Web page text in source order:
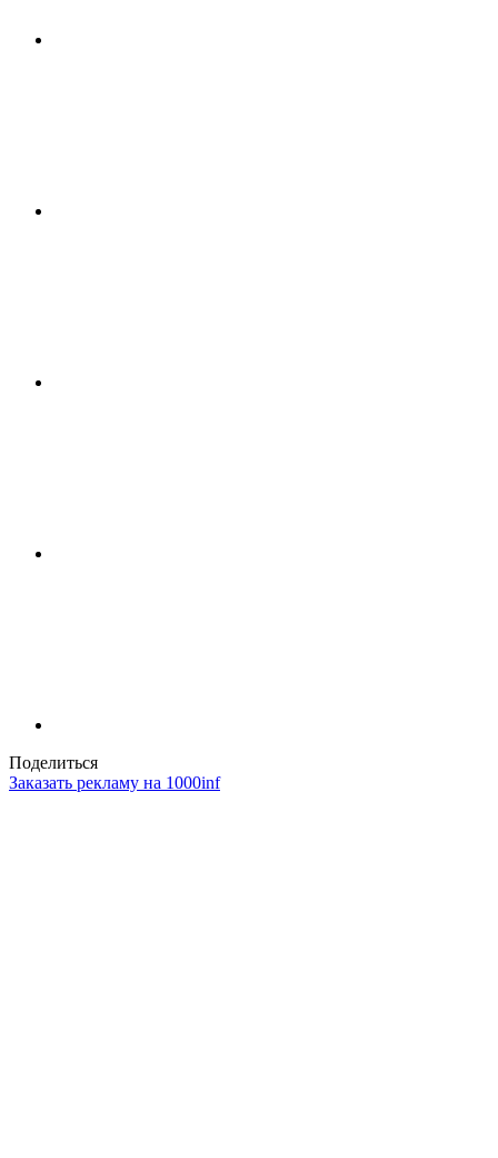
Поделиться
Заказать рекламу на 1000inf